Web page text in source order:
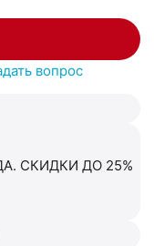
вопрос
СКИДКИ ДО 25%